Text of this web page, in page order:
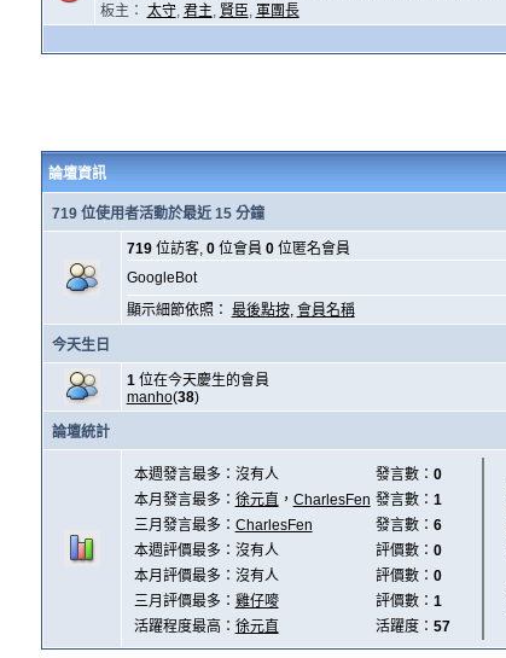
板主： 太守, 君主, 賢臣, 軍團長
論壇資訊
719 位使用者活動於最近 15 分鐘
719位訪客, 0位會員 0位匿名會員
GoogleBot
顯示細節依照： 最後點按, 會員名稱
今天生日
1位在今天慶生的會員
manho(38)
論壇統計
本週發言最多：沒有人 發言數： 0
本月發言最多： 徐元直 ， CharlesFen 發言數： 1
三月發言最多： CharlesFen 發言數： 6
本週評價最多：沒有人
評價數： 0
本月評價最多：沒有人
評價數： 0
三月評價最多： 雞仔嘜 評價數： 1
活躍程度最高： 徐元直 活躍度： 57